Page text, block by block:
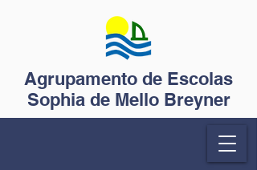
Agrupamento de Escolas
Sophia de Mello Breyner